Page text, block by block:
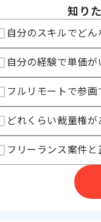
追加開発 ,
長期プロジ
時間
140時間〜
イト
15日
スキルアップに意欲的な
持って作業を進めたい
知り
自分のスキルでど
自分の経験で単価
フルリモートで参
どれくらい裁量権
フリーランス案件